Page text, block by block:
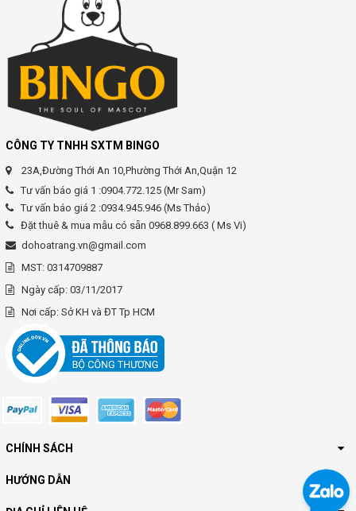
CÔNG TY TNHH SXTM BINGO
23A,Đường Thới An 10,Phường Thới An,Quận 12
Tư vấn báo giá 1 :0904.772.125 (Mr Sam)
Tư vấn báo giá 2 :0934.945.946 (Ms Thảo)
Đặt thuê & mua mẫu có sẵn 0968.899.663 ( Ms Vi)
dohoatrang.vn@gmail.com
MST: 0314709887
Ngày cấp: 03/11/2017
Nơi cấp: Sở KH và ĐT Tp HCM
CHÍNH SÁCH
HƯỚNG DẪN